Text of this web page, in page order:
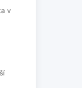
v